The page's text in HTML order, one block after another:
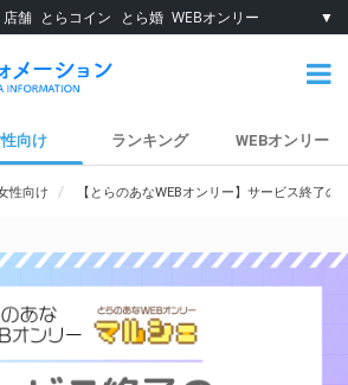
店舗 とらコイン とら婚 WEBオンリー ▼
向け ランキング WEBオンリー
性向け 【とらのあなWEBオンリー】サービス終了の